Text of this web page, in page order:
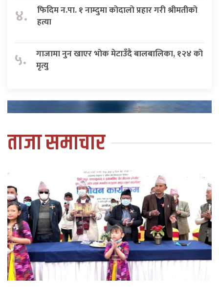
४.
फिदिम न.पा. १ नाम्दुमा कोदालो प्रहार गरी श्रीमतीको
हत्या
५.
गाजामा नुन खाएर भोक मेटाउँदै बालबालिका, १२४ को
मृत्यु
ताजा समाचार